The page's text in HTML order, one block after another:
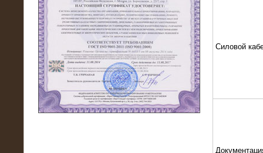
Силовой